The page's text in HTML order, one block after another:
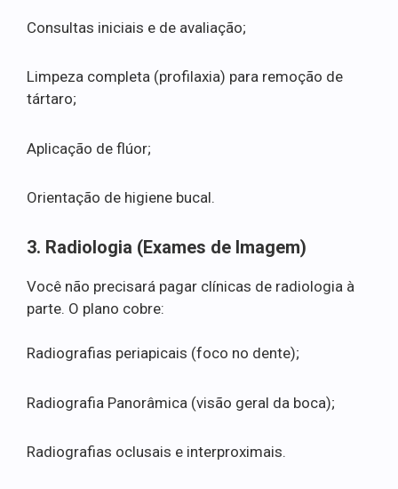
Consultas iniciais e de avaliação;
Limpeza completa (profilaxia) para remoção de
tártaro;
Aplicação de flúor;
Orientação de higiene bucal.
3. Radiologia (Exames de Imagem)
Você não precisará pagar clínicas de radiologia à
parte. O plano cobre:
Radiografias periapicais (foco no dente);
Radiografia Panorâmica (visão geral da boca);
Radiografias oclusais e interproximais.